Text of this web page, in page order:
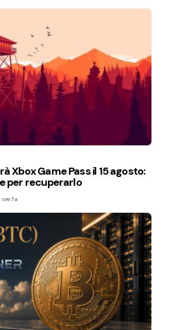
Xbox Game Pass il 15 agosto:
per recuperarlo
ore fa